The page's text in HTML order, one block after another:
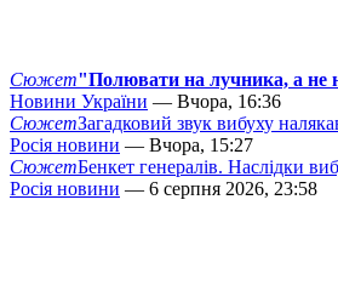
Сюжет"Полювати на лучника, а не
Новини України — Вчора, 16:36
СюжетЗагадковий звук вибуху
Росія новини — Вчора, 15:27
СюжетБенкет генералів. Наслідки
Росія новини — 6 серпня 2026, 23:58